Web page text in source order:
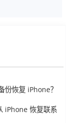
份恢复 iPhone？
iPhone 恢复联系